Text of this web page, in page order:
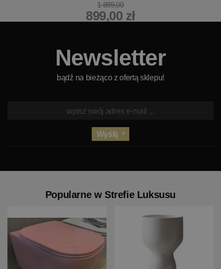
1 899,00
899,00 zł
Newsletter
bądź na bieżąco z ofertą sklepu!
Wyślij
Popularne w Strefie Luksusu